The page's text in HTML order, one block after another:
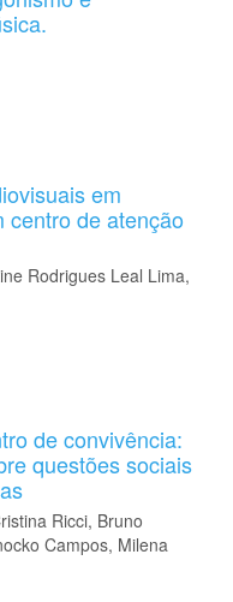
em
centro de atenção
Rodrigues Leal Lima,
de convivência:
questões sociais
Ricci, Bruno
Campos, Milena